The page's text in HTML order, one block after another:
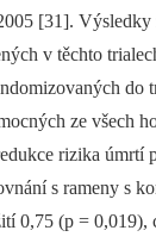
[31]. Výsledky
v těchto
do
ze všech
rizika úmrtí
s rameny s
0,75 (p = 0,019),